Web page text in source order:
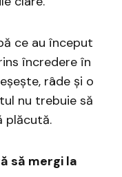
ce au început
încredere în
râde și o
nu trebuie să
plăcută.
să mergi la